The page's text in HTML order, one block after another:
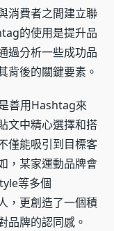
消費者之間建立聯
的使用是提升品
過分析一些成功品
背後的關鍵要素。
善用Hashtag來
文中精心選擇和搭
僅能吸引到目標客
，某家運動品牌會
等多個
，更創造了一個積
品牌的認同感。